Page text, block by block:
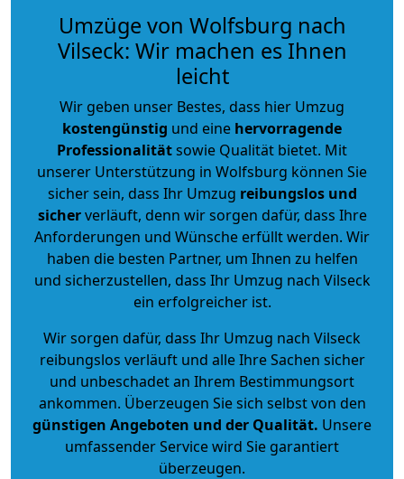
Umzüge von Wolfsburg nach
Vilseck: Wir machen es Ihnen
leicht
Wir geben unser Bestes, dass hier Umzug
kostengünstig und eine hervorragende
Professionalitätsowie Qualität bietet. Mit
unserer Unterstützung in Wolfsburg können Sie
sicher sein, dass Ihr Umzug reibungslos und
sicherverläuft, denn wir sorgen dafür, dass Ihre
Anforderungen und Wünsche erfüllt werden. Wir
haben die besten Partner, um Ihnen zu helfen
und sicherzustellen, dass Ihr Umzug nach Vilseck
ein erfolgreicher ist.
Wir sorgen dafür, dass Ihr Umzug nach Vilseck
reibungslos verläuft und alle Ihre Sachen sicher
und unbeschadet an Ihrem Bestimmungsort
ankommen. Überzeugen Sie sich selbst von den
günstigen Angeboten und der Qualität. Unsere
umfassender Service wird Sie garantiert
überzeugen.